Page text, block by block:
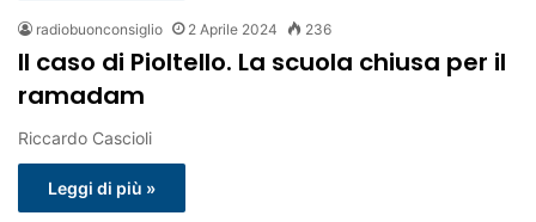
radiobuonconsiglio 2 Aprile 2024 236
Il caso di Pioltello. La scuola chiusa per il
ramadam
Riccardo Cascioli
Leggi di più »